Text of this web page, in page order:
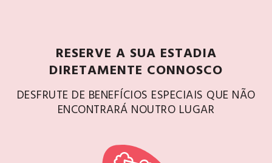
RESERVE A SUA ESTADIA
DIRETAMENTE CONNOSCO
DESFRUTE DE BENEFÍCIOS ESPECIAIS QUE NÃO
ENCONTRARÁ NOUTRO LUGAR